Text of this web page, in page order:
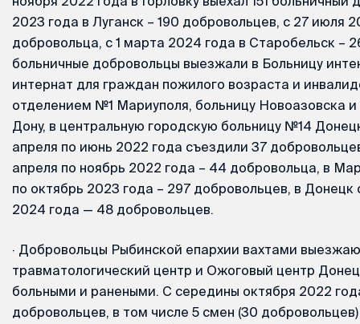
2023 года в Луганск – 190 добровольцев, с 27 июля
добровольца, с 1 марта 2024 года в Старобельск –
больничные добровольцы выезжали в Больницу
интернат для граждан пожилого возраста и
отделением №1 Мариуполя, больницу Новоазовска и
Дону, в центральную городскую больницу №14
апреля по июнь 2022 года съездили 37
апреля по ноябрь 2022 года – 44 добровольца, в
по октябрь 2023 года – 297 добровольцев, в
2024 года — 48 добровольцев.
· Добровольцы Рыбинской епархии вахтами
травматологический центр и Ожоговый центр
больными и ранеными. С середины октября 2022
добровольцев, в том числе 5 смен (30